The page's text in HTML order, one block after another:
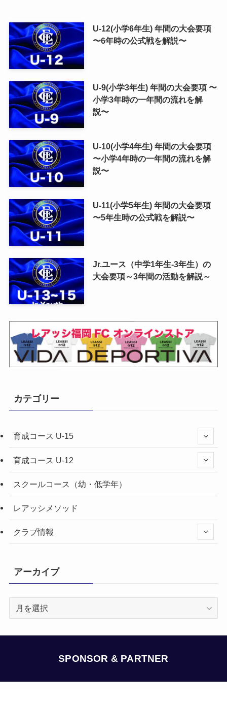
U-12(小学6年生) 年間の大会要項
〜6年時の公式戦を解説〜
U-9(小学3年生) 年間の大会要項 〜
小学3年時の一年間の流れを解
説〜
U-10(小学4年生) 年間の大会要項
〜小学4年時の一年間の流れを解
説〜
U-11(小学5年生) 年間の大会要項
〜5年生時の公式戦を解説〜
Jr.ユース（中学1年生-3年生）の
大会要項～3年間の活動を解説～
カテゴリー
育成コース U-15
育成コース U-12
スクールコース（幼・低学年）
レアッシメソッド
クラブ情報
アーカイブ
SPONSOR & PARTNER